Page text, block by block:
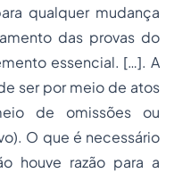
qualquer mudança
das provas do
essencial. […]. A
ser por meio de atos
de omissões ou
O que é necessário
houve razão para a